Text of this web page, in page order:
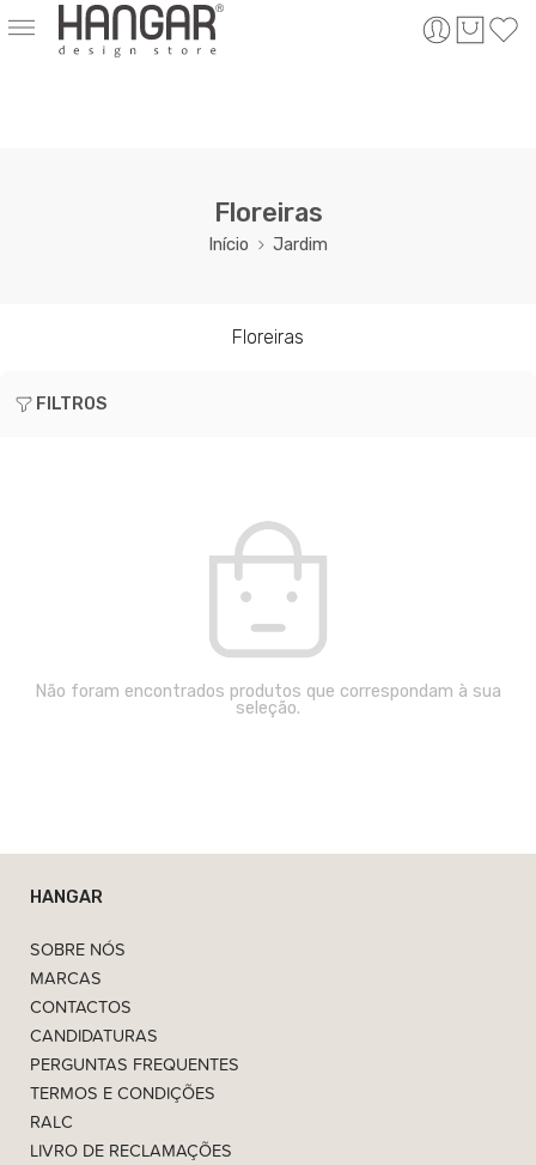
Floreiras
Início Jardim
Floreiras
FILTROS
Não foram encontrados produtos que correspondam à sua
seleção.
HANGAR
SOBRE NÓS
MARCAS
CONTACTOS
CANDIDATURAS
PERGUNTAS FREQUENTES
TERMOS E CONDIÇÕES
RALC
LIVRO DE RECLAMAÇÕES